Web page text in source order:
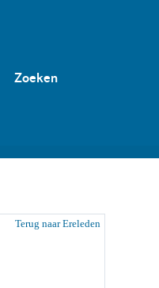
Zoeken
Terug naar Ereleden